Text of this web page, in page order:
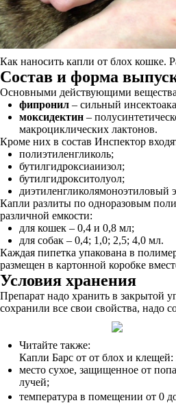
Как наносить капли от блох кошке.
Состав и форма
Основными действующими
фипронил – сильный
моксидектин –
макроциклических лактонов.
Кроме них в состав Инспектор
полиэтиленгликоль;
бутилгидроксиаиизол;
бутилгидрокситолуол;
диэтиленгликолямоноэтиловый
Капли разлиты по одноразовым
различной емкости:
для кошек – 0,4 и 0,8 мл;
для собак – 0,4; 1,0; 2,5; 4,0 мл.
Каждая пипетка упакована в
размещен в картонной коробке
Условия хранения
Препарат надо хранить в закрытой
сохранили все свои свойства, надо
Читайте также:
Капли Барс от от блох и
место сухое, защищенное от
лучей;
температура в помещении от 0